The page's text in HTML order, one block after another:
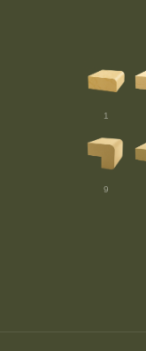
1
9